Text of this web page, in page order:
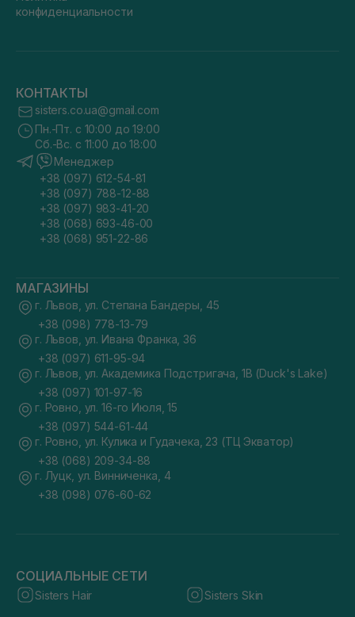
конфиденциальности
КОНТАКТЫ
sisters.co.ua@gmail.com
Пн.-Пт. с 10:00 до 19:00
Сб.-Вс. с 11:00 до 18:00
Менеджер
+38 (097) 612-54-81
+38 (097) 788-12-88
+38 (097) 983-41-20
+38 (068) 693-46-00
+38 (068) 951-22-86
МАГАЗИНЫ
г. Львов, ул. Степана Бандеры, 45
+38 (098) 778-13-79
г. Львов, ул. Ивана Франка, 36
+38 (097) 611-95-94
г. Львов, ул. Академика Подстригача, 1В (Duck's Lake)
+38 (097) 101-97-16
г. Ровно, ул. 16-го Июля, 15
+38 (097) 544-61-44
г. Ровно, ул. Кулика и Гудачека, 23 (ТЦ Экватор)
+38 (068) 209-34-88
г. Луцк, ул. Винниченка, 4
+38 (098) 076-60-62
СОЦИАЛЬНЫЕ СЕТИ
Sisters Hair Sisters Skin